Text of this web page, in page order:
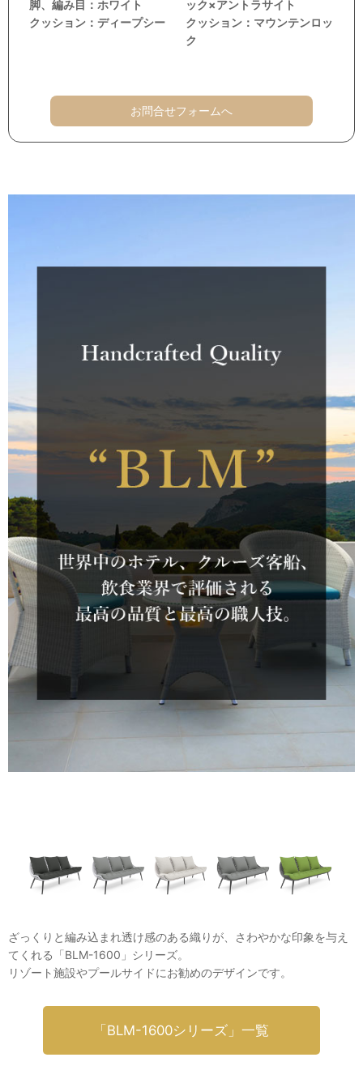
脚、編み目：ホワイト
クッション：ディープシー
ック×アントラサイト
クッション：マウンテンロッ
ク
お問合せフォームへ
ざっくりと編み込まれ透け感のある織りが、さわやかな印象を与え
てくれる「BLM-1600」シリーズ。
リゾート施設やプールサイドにお勧めのデザインです。
「BLM-1600シリーズ」一覧